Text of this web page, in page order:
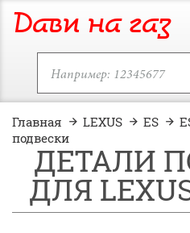
Дави на газ
Главная LEXUS ES
подвески
ДЕТАЛИ
ДЛЯ